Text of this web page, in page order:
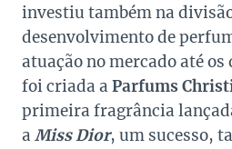
investiu também na
desenvolvimento de
atuação no mercado até os
foi criada a Parfums
primeira fragrância
a Miss Dior, um sucesso,